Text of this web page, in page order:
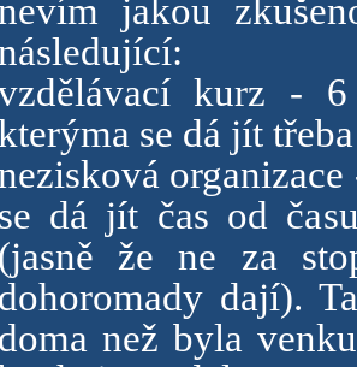
jakou
kurz -
se dá jít
se dá jít čas od
(jasně že ne za
dohoromady dají).
doma než byla